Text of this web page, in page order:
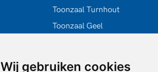
Wij gebruiken cookies
Toonzaal Turnhout
Toonzaal Geel
Volg ons